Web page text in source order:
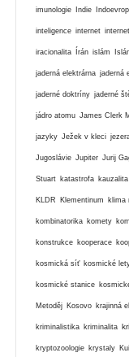
imunologie Indie
inteligence internet
iracionalita Írán islám
jaderná elektrárna jaderná
jaderné doktríny jaderné
jádro atomu James Clerk
jazyky Ježek v kleci
Jugoslávie Jupiter Jurij
Stuart katastrofa kauzalita
KLDR Klementinum klima
kombinatorika komety
konstrukce kooperace
kosmická síť kosmické
kosmické stanice
Metoděj Kosovo krajinná
kriminalistika kriminalita
kryptozoologie krystaly